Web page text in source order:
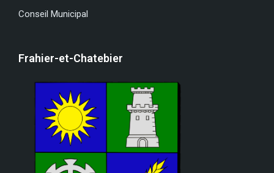
Conseil Municipal
Frahier-et-Chatebier